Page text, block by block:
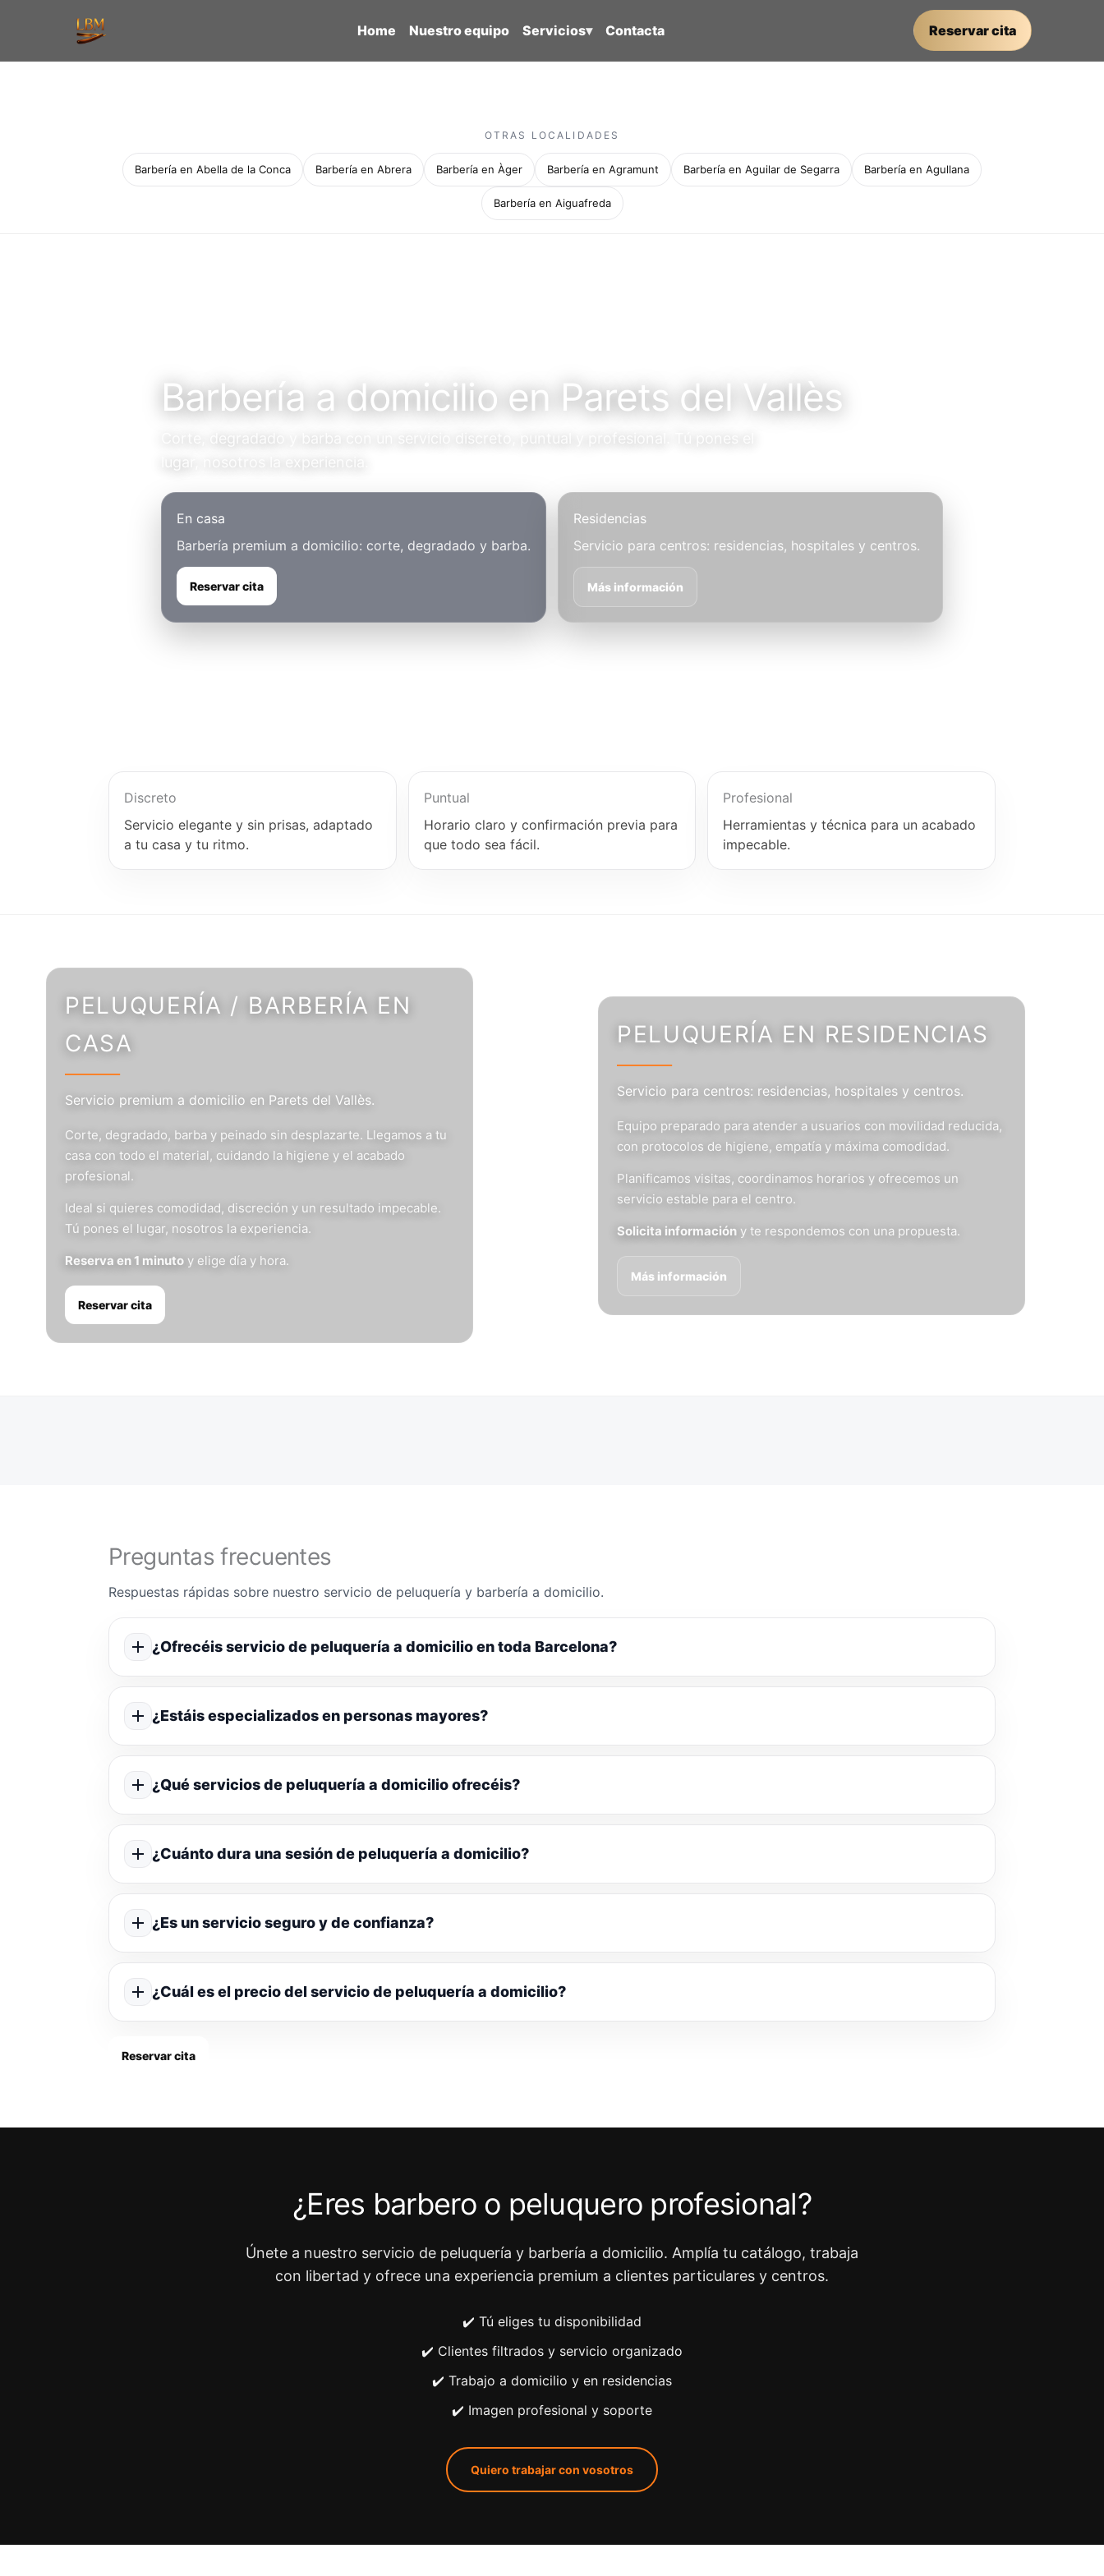
Home Nuestro equipo Servicios▾ Contacta Reservar cita
OTRAS LOCALIDADES
Barbería en Abella de la Conca Barbería en Abrera Barbería en Àger Barbería en Agramunt Barbería en Aguilar de Segarra Barbería en Agullana
Barbería en Aiguafreda
Barbería a domicilio en Parets del Vallès
Corte, degradado y barba con un servicio discreto, puntual y profesional. Tú pones el
En casa
Barbería premium a domicilio: corte, degradado y barba.
Reservar cita
Residencias
Servicio para centros: residencias, hospitales y centros.
Más información
Discreto
Servicio elegante y sin prisas, adaptado
a tu casa y tu ritmo.
Puntual
Horario claro y confirmación previa para
que todo sea fácil.
Profesional
Herramientas y técnica para un acabado
impecable.
PELUQUERÍA / BARBERÍA EN
CASA
Servicio premium a domicilio en Parets del Vallès.
Corte, degradado, barba y peinado sin desplazarte. Llegamos a tu
casa con todo el material, cuidando la higiene y el acabado
profesional.
Ideal si quieres comodidad, discreción y un resultado impecable.
Tú pones el lugar, nosotros la experiencia.
Reserva en 1 minuto y elige día y hora.
Reservar cita
PELUQUERÍA EN RESIDENCIAS
Servicio para centros: residencias, hospitales y centros.
Equipo preparado para atender a usuarios con movilidad reducida,
con protocolos de higiene, empatía y máxima comodidad.
Planificamos visitas, coordinamos horarios y ofrecemos un
servicio estable para el centro.
Solicita información y te respondemos con una propuesta.
Más información
Preguntas frecuentes
Respuestas rápidas sobre nuestro servicio de peluquería y barbería a domicilio.
¿Ofrecéis servicio de peluquería a domicilio en toda Barcelona?
¿Estáis especializados en personas mayores?
¿Qué servicios de peluquería a domicilio ofrecéis?
¿Cuánto dura una sesión de peluquería a domicilio?
¿Es un servicio seguro y de confianza?
¿Cuál es el precio del servicio de peluquería a domicilio?
Reservar cita
¿Eres barbero o peluquero profesional?
Únete a nuestro servicio de peluquería y barbería a domicilio. Amplía tu catálogo, trabaja
con libertad y ofrece una experiencia premium a clientes particulares y centros.
✔️ Tú eliges tu disponibilidad
✔️ Clientes filtrados y servicio organizado
✔️ Trabajo a domicilio y en residencias
✔️ Imagen profesional y soporte
Quiero trabajar con vosotros